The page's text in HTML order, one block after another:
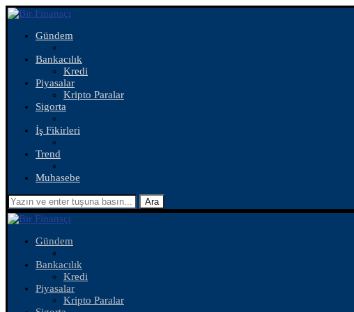
Gündem
Bankacılık
Kredi
Piyasalar
Kripto Paralar
Sigorta
İş Fikirleri
Trend
Muhasebe
Ara
Gündem
Bankacılık
Kredi
Piyasalar
Kripto Paralar